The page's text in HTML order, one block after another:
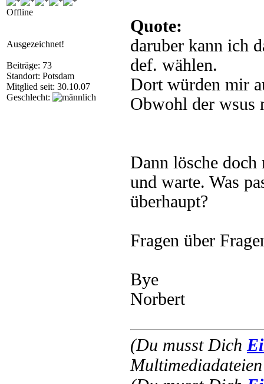
Offline
Ausgezeichnet!
Beiträge: 73
Standort: Potsdam
Mitglied seit: 30.10.07
Geschlecht:
Quote:
daruber kann ich
def. wählen.
Dort würden mir
Obwohl der
Dann lösche doch
und warte. Was
überhaupt?
Fragen über
Bye
Norbert
(Du musst Dich